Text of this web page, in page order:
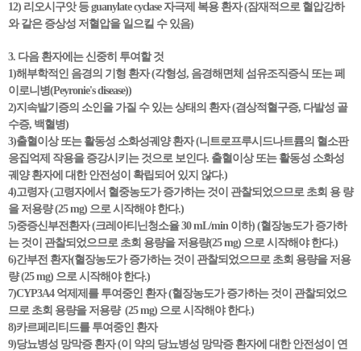
12) 리오시구앗 등 guanylate cyclase 자극제 복용 환자 (잠재적으로 혈압강하
와 같은 증상성 저혈압을 일으킬 수 있음)
3. 다음 환자에는 신중히 투여할 것
1)해부학적인 음경의 기형 환자 (각형성, 음경해면체 섬유조직증식 또는 페
이로니병(Peyronie's disease))
2)지속발기증의 소인을 가질 수 있는 상태의 환자 (겸상적혈구증, 다발성 골
수증, 백혈병)
3)출혈이상 또는 활동성 소화성궤양 환자 (니트로프루시드나트륨의 혈소판
응집억제 작용을 증강시키는 것으로 보인다. 출혈이상 또는 활동성 소화성
궤양 환자에 대한 안전성이 확립되어 있지 않다.)
4)고령자 (고령자에서 혈중농도가 증가하는 것이 관찰되었으므로 초회 용 량
을 저용량 (25 mg) 으로 시작해야 한다.)
5)중증신부전환자 (크레아티닌청소율 30 mL/min 이하) (혈장농도가 증가하
는 것이 관찰되었으므로 초회 용량을 저용량(25 mg) 으로 시작해야 한다.)
6)간부전 환자(혈장농도가 증가하는 것이 관찰되었으므로 초회 용량을 저용
량 (25 mg) 으로 시작해야 한다.)
7)CYP3A4 억제제를 투여중인 환자 (혈장농도가 증가하는 것이 관찰되었으
므로 초회 용량을 저용량 (25 mg) 으로 시작해야 한다.)
8)카르페리티드를 투여중인 환자
9)당뇨병성 망막증 환자 (이 약의 당뇨병성 망막증 환자에 대한 안전성이 연